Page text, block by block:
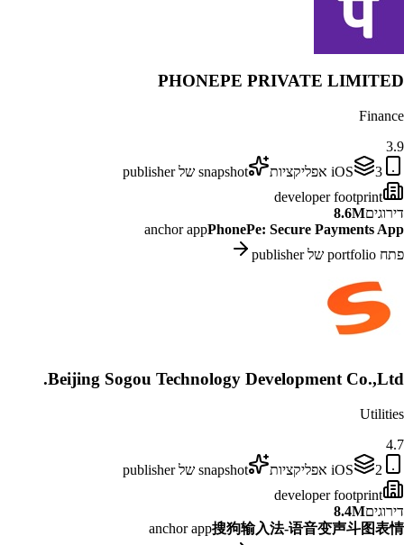
PHONEPE PRIVATE LIMITED
Finance
3.9
iOS
3 אפליקציות
snapshot של publisher
developer footprint
דירוגים8.6M
anchor appPhonePe: Secure Payments App
פתח portfolio של publisher
Beijing Sogou Technology Development Co.,Ltd.
Utilities
4.7
iOS
2 אפליקציות
snapshot של publisher
developer footprint
דירוגים8.4M
anchor app搜狗输入法-语音变声斗图表情